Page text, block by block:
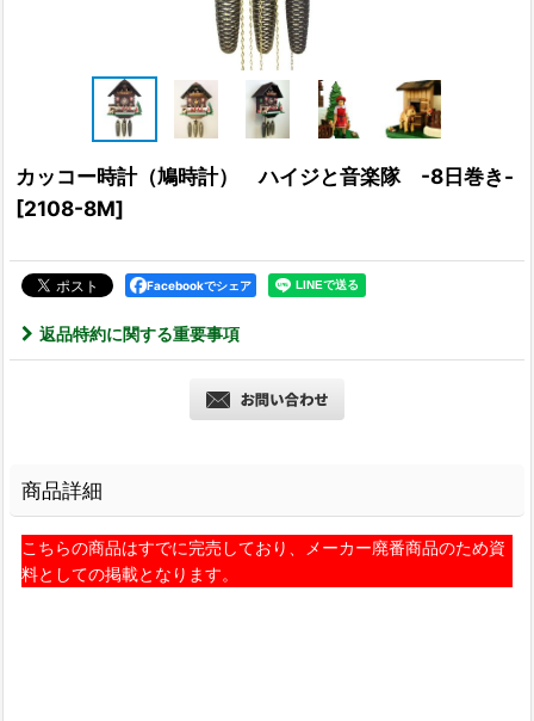
カッコー時計（鳩時計） ハイジと音楽隊 -8日巻き-
[2108-8M]
Facebookでシェア
返品特約に関する重要事項
商品詳細
こちらの商品はすでに完売しており、メーカー廃番商品のため資
料としての掲載となります。